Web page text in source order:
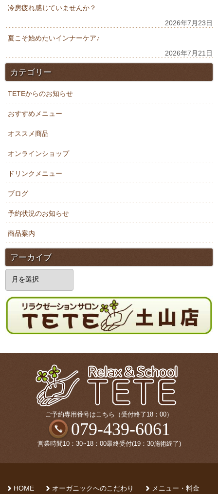
冷房疲れ感じていませんか？
2026年7月23日
夏こそ始めたいインナーケア♪
2026年7月21日
カテゴリー
TETEからのお知らせ
おすすめメニュー
オススメ商品
オンラインショップ
ドリンクメニュー
ブログ
予約状況のお知らせ
商品案内
アーカイブ
イ
ご予約専用番号はこちら（受付終了18：00）
079-439-6061
営業時間10：30~18：00最終受付(19：30施術終了)
HOME オーガニックへのこだわり メニュー・料金